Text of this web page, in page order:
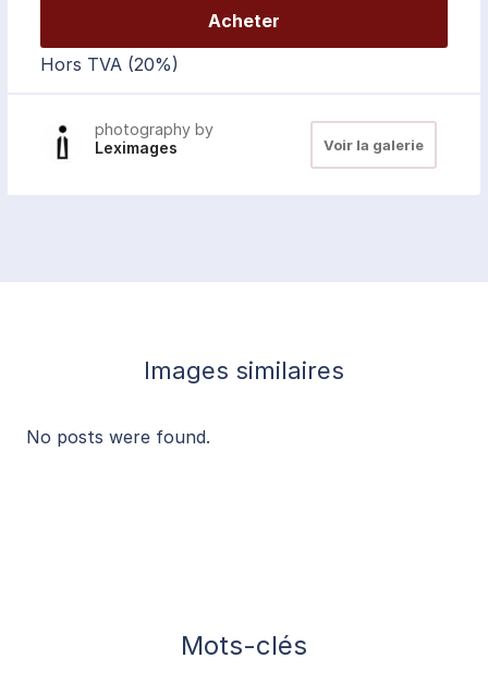
Acheter
Hors TVA (20%)
photography by
Leximages
Voir la galerie
Images similaires
No posts were found.
Mots-clés